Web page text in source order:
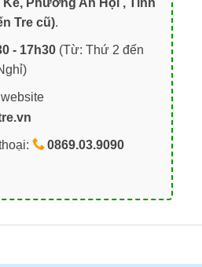
Phường An Hội , Tỉnh
Tre cũ).
- 17h30(Từ: Thứ 2 đến
0869.03.9090